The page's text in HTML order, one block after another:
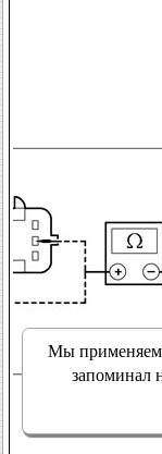
Мы применяем
запоминал